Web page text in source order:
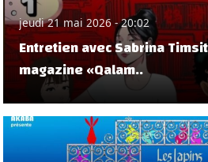
jeudi 21 mai 2026 - 20:02
Entretien avec Sabrina
magazine «Qalam..